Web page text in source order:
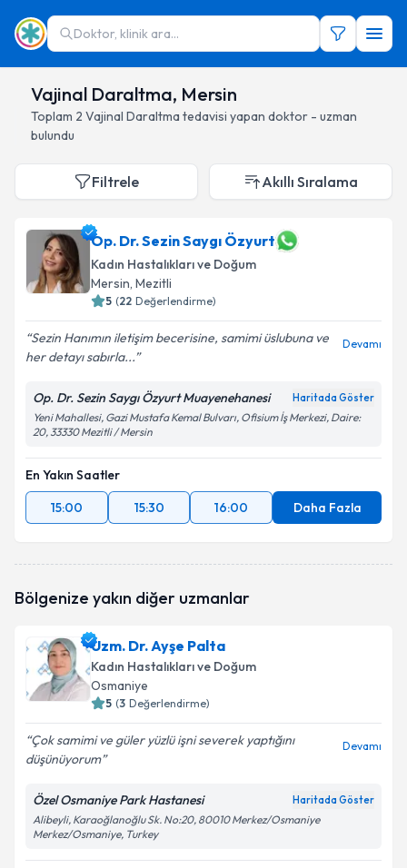
Doktor, klinik ara...
Vajinal Daraltma, Mersin
Toplam 2 Vajinal Daraltma tedavisi yapan doktor - uzman
bulundu
Filtrele Akıllı Sıralama
Op. Dr. Sezin Saygı Özyurt
Kadın Hastalıkları ve Doğum
Mersin, Mezitli
5 (22 Değerlendirme)
Sezin Hanımın iletişim becerisine, samimi üslubuna ve
her detayı sabırla...
Devamı
Op. Dr. Sezin Saygı Özyurt Muayenehanesi Haritada Göster
Yeni Mahallesi, Gazi Mustafa Kemal Bulvarı, Ofisium İş Merkezi, Daire:
20, 33330 Mezitli / Mersin
En Yakın Saatler
15:00
15:30 16:00 Daha Fazla
Bölgenize yakın diğer uzmanlar
Uzm. Dr. Ayşe Palta
Kadın Hastalıkları ve Doğum
Osmaniye
5 (3 Değerlendirme)
Çok samimi ve güler yüzlü işni severek yaptığını
düşünüyorum
Devamı
Özel Osmaniye Park Hastanesi Haritada Göster
Alibeyli, Karaoğlanoğlu Sk. No:20, 80010 Merkez/Osmaniye
Merkez/Osmaniye, Turkey